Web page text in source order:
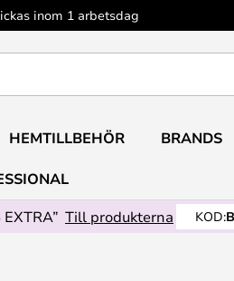
inom 1 arbetsdag
HEMTILLBEHÖR BRANDS
Till produkterna KOD: